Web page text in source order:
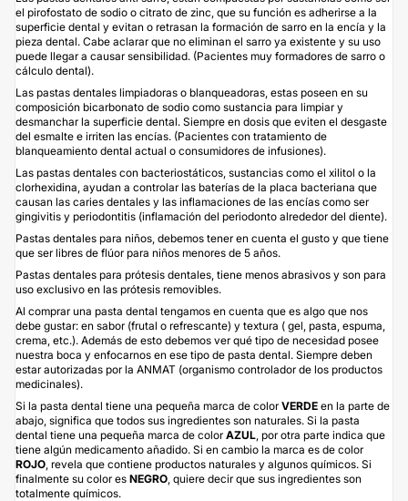
el pirofostato de sodio o citrato de zinc, que su función es adherirse a la
superficie dental y evitan o retrasan la formación de sarro en la encía y la
pieza dental. Cabe aclarar que no eliminan el sarro ya existente y su uso
puede llegar a causar sensibilidad. (Pacientes muy formadores de sarro o
cálculo dental).
Las pastas dentales limpiadoras o blanqueadoras, estas poseen en su
composición bicarbonato de sodio como sustancia para limpiar y
desmanchar la superficie dental. Siempre en dosis que eviten el desgaste
del esmalte e irriten las encías. (Pacientes con tratamiento de
blanqueamiento dental actual o consumidores de infusiones).
Las pastas dentales con bacteriostáticos, sustancias como el xilitol o la
clorhexidina, ayudan a controlar las baterías de la placa bacteriana que
causan las caries dentales y las inflamaciones de las encías como ser
gingivitis y periodontitis (inflamación del periodonto alrededor del diente).
Pastas dentales para niños, debemos tener en cuenta el gusto y que tiene
que ser libres de flúor para niños menores de 5 años.
Pastas dentales para prótesis dentales, tiene menos abrasivos y son para
uso exclusivo en las prótesis removibles.
Al comprar una pasta dental tengamos en cuenta que es algo que nos
debe gustar: en sabor (frutal o refrescante) y textura ( gel, pasta, espuma,
crema, etc.). Además de esto debemos ver qué tipo de necesidad posee
nuestra boca y enfocarnos en ese tipo de pasta dental. Siempre deben
estar autorizadas por la ANMAT (organismo controlador de los productos
medicinales).
Si la pasta dental tiene una pequeña marca de color VERDE en la parte de
abajo, significa que todos sus ingredientes son naturales. Si la pasta
dental tiene una pequeña marca de color AZUL , por otra parte indica que
tiene algún medicamento añadido. Si en cambio la marca es de color
ROJO , revela que contiene productos naturales y algunos químicos. Si
finalmente su color es NEGRO , quiere decir que sus ingredientes son
totalmente químicos.